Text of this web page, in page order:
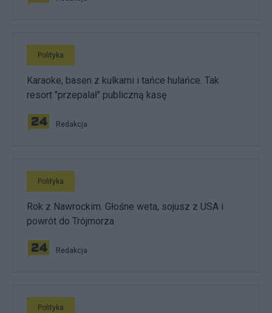
Polityka
Karaoke, basen z kulkami i tańce hulańce. Tak
resort "przepalał" publiczną kasę
Redakcja
Polityka
Rok z Nawrockim. Głośne weta, sojusz z USA i
powrót do Trójmorza
Redakcja
Polityka